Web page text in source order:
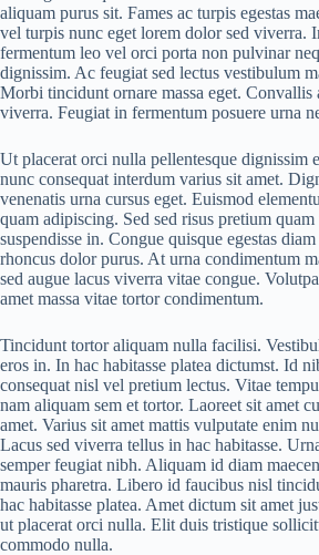
aliquam purus sit. Fames ac turpis egestas
vel turpis nunc eget lorem dolor sed viverra.
fermentum leo vel orci porta non pulvinar
dignissim. Ac feugiat sed lectus vestibulum
Morbi tincidunt ornare massa eget. Convallis
viverra. Feugiat in fermentum posuere urna
Ut placerat orci nulla pellentesque dignissim
nunc consequat interdum varius sit amet.
venenatis urna cursus eget. Euismod
quam adipiscing. Sed sed risus pretium
suspendisse in. Congue quisque egestas
rhoncus dolor purus. At urna condimentum
sed augue lacus viverra vitae congue.
amet massa vitae tortor condimentum.
Tincidunt tortor aliquam nulla facilisi.
eros in. In hac habitasse platea dictumst. Id
consequat nisl vel pretium lectus. Vitae
nam aliquam sem et tortor. Laoreet sit amet
amet. Varius sit amet mattis vulputate enim
Lacus sed viverra tellus in hac habitasse.
semper feugiat nibh. Aliquam id diam
mauris pharetra. Libero id faucibus nisl
hac habitasse platea. Amet dictum sit amet
ut placerat orci nulla. Elit duis tristique
commodo nulla.